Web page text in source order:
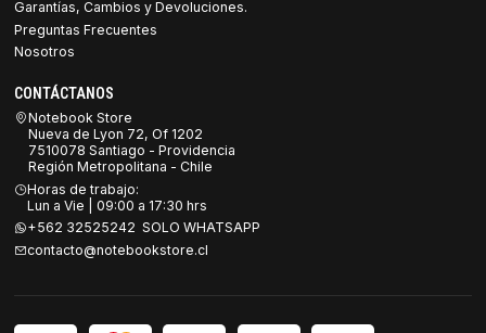
Garantías, Cambios y Devoluciones.
Preguntas Frecuentes
Nosotros
CONTÁCTANOS
Notebook Store
Nueva de Lyon 72, Of 1202
7510078 Santiago - Providencia
Región Metropolitana - Chile
Horas de trabajo:
Lun a Vie | 09:00 a 17:30 hrs
+562 32525242 SOLO WHATSAPP
contacto@notebookstore.cl